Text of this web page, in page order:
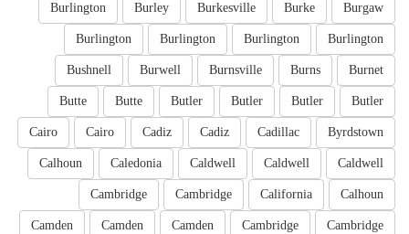
Burgaw
Burke
Burkesville
Burley
Burlington
Burlington
Burlington
Burlington
Burlington
Burnet
Burns
Burnsville
Burwell
Bushnell
Butler
Butler
Butler
Butler
Butte
Butte
Byrdstown
Cadillac
Cadiz
Cadiz
Cairo
Cairo
Caldwell
Caldwell
Caldwell
Caledonia
Calhoun
Calhoun
California
Cambridge
Cambridge
Cambridge
Cambridge
Camden
Camden
Camden